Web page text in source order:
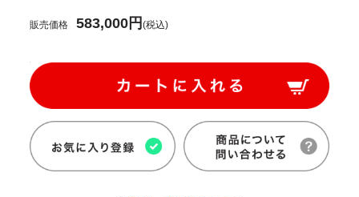
販売価格 583,000円(税込)